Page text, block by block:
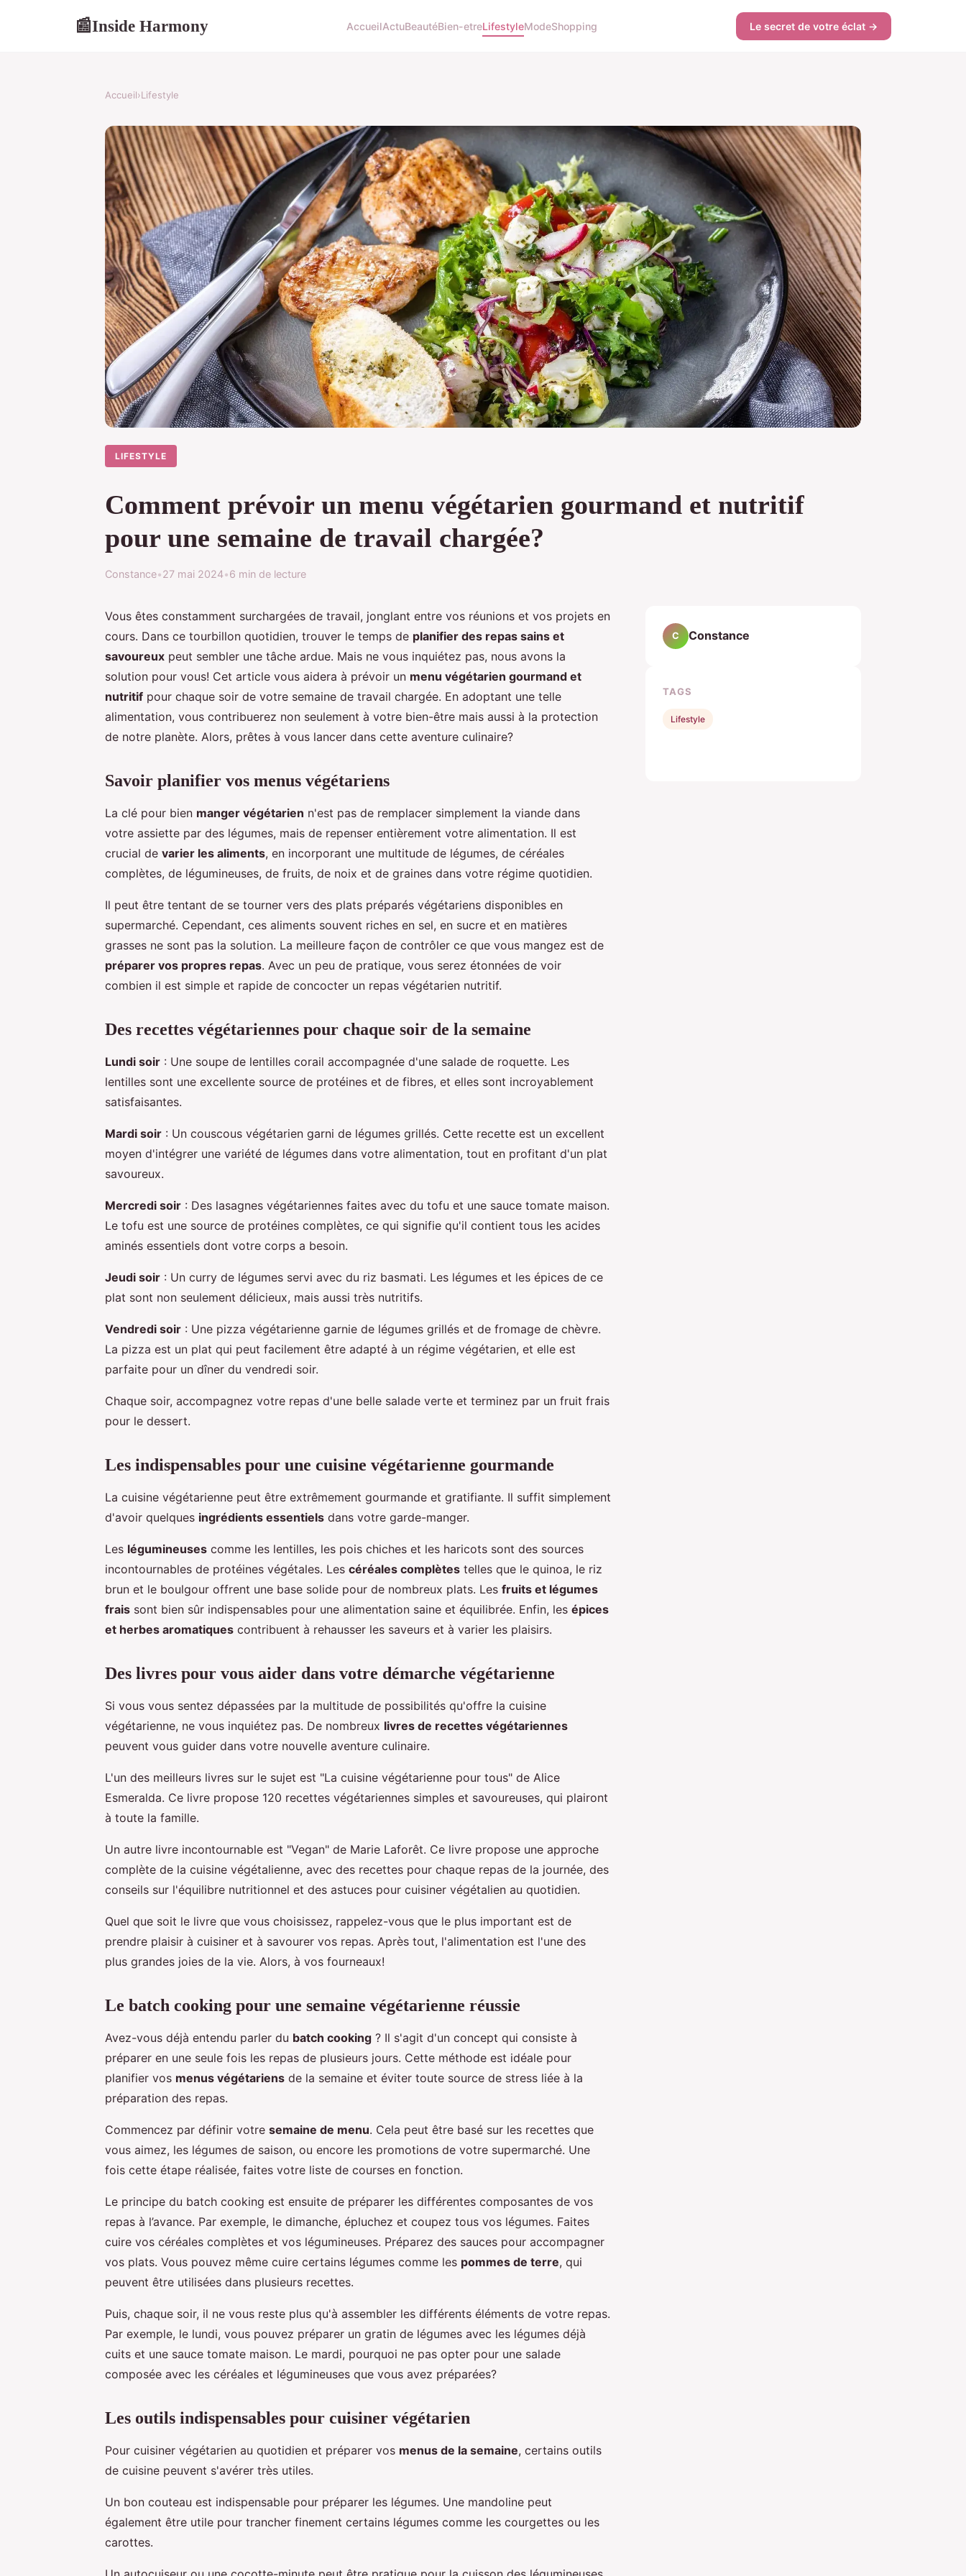
📰Inside Harmony AccueilActuBeautéBien-etreLifestyleModeShopping Le secret de votre éclat →
Accueil›Lifestyle
LIFESTYLE
Comment prévoir un menu végétarien gourmand et nutritif
pour une semaine de travail chargée?
Constance•27 mai 2024•6 min de lecture
Vous êtes constamment surchargées de travail, jonglant entre vos réunions et vos projets en
cours. Dans ce tourbillon quotidien, trouver le temps de planifier des repas sains et
savoureux peut sembler une tâche ardue. Mais ne vous inquiétez pas, nous avons la
solution pour vous! Cet article vous aidera à prévoir un menu végétarien gourmand et
nutritif pour chaque soir de votre semaine de travail chargée. En adoptant une telle
alimentation, vous contribuerez non seulement à votre bien-être mais aussi à la protection
de notre planète. Alors, prêtes à vous lancer dans cette aventure culinaire?
Savoir planifier vos menus végétariens
La clé pour bien manger végétarien n'est pas de remplacer simplement la viande dans
votre assiette par des légumes, mais de repenser entièrement votre alimentation. Il est
crucial de varier les aliments, en incorporant une multitude de légumes, de céréales
complètes, de légumineuses, de fruits, de noix et de graines dans votre régime quotidien.
Il peut être tentant de se tourner vers des plats préparés végétariens disponibles en
supermarché. Cependant, ces aliments souvent riches en sel, en sucre et en matières
grasses ne sont pas la solution. La meilleure façon de contrôler ce que vous mangez est de
préparer vos propres repas. Avec un peu de pratique, vous serez étonnées de voir
combien il est simple et rapide de concocter un repas végétarien nutritif.
Des recettes végétariennes pour chaque soir de la semaine
Lundi soir : Une soupe de lentilles corail accompagnée d'une salade de roquette. Les
lentilles sont une excellente source de protéines et de fibres, et elles sont incroyablement
satisfaisantes.
Mardi soir : Un couscous végétarien garni de légumes grillés. Cette recette est un excellent
moyen d'intégrer une variété de légumes dans votre alimentation, tout en profitant d'un plat
savoureux.
Mercredi soir : Des lasagnes végétariennes faites avec du tofu et une sauce tomate maison.
Le tofu est une source de protéines complètes, ce qui signifie qu'il contient tous les acides
aminés essentiels dont votre corps a besoin.
Jeudi soir : Un curry de légumes servi avec du riz basmati. Les légumes et les épices de ce
plat sont non seulement délicieux, mais aussi très nutritifs.
Vendredi soir : Une pizza végétarienne garnie de légumes grillés et de fromage de chèvre.
La pizza est un plat qui peut facilement être adapté à un régime végétarien, et elle est
parfaite pour un dîner du vendredi soir.
Chaque soir, accompagnez votre repas d'une belle salade verte et terminez par un fruit frais
pour le dessert.
Les indispensables pour une cuisine végétarienne gourmande
La cuisine végétarienne peut être extrêmement gourmande et gratifiante. Il suffit simplement
d'avoir quelques ingrédients essentiels dans votre garde-manger.
Les légumineuses comme les lentilles, les pois chiches et les haricots sont des sources
incontournables de protéines végétales. Les céréales complètes telles que le quinoa, le riz
brun et le boulgour offrent une base solide pour de nombreux plats. Les fruits et légumes
frais sont bien sûr indispensables pour une alimentation saine et équilibrée. Enfin, les épices
et herbes aromatiques contribuent à rehausser les saveurs et à varier les plaisirs.
Des livres pour vous aider dans votre démarche végétarienne
Si vous vous sentez dépassées par la multitude de possibilités qu'offre la cuisine
végétarienne, ne vous inquiétez pas. De nombreux livres de recettes végétariennes
peuvent vous guider dans votre nouvelle aventure culinaire.
L'un des meilleurs livres sur le sujet est "La cuisine végétarienne pour tous" de Alice
Esmeralda. Ce livre propose 120 recettes végétariennes simples et savoureuses, qui plairont
à toute la famille.
Un autre livre incontournable est "Vegan" de Marie Laforêt. Ce livre propose une approche
complète de la cuisine végétalienne, avec des recettes pour chaque repas de la journée, des
conseils sur l'équilibre nutritionnel et des astuces pour cuisiner végétalien au quotidien.
Quel que soit le livre que vous choisissez, rappelez-vous que le plus important est de
prendre plaisir à cuisiner et à savourer vos repas. Après tout, l'alimentation est l'une des
plus grandes joies de la vie. Alors, à vos fourneaux!
Le batch cooking pour une semaine végétarienne réussie
Avez-vous déjà entendu parler du batch cooking ? Il s'agit d'un concept qui consiste à
préparer en une seule fois les repas de plusieurs jours. Cette méthode est idéale pour
planifier vos menus végétariens de la semaine et éviter toute source de stress liée à la
préparation des repas.
Commencez par définir votre semaine de menu. Cela peut être basé sur les recettes que
vous aimez, les légumes de saison, ou encore les promotions de votre supermarché. Une
fois cette étape réalisée, faites votre liste de courses en fonction.
Le principe du batch cooking est ensuite de préparer les différentes composantes de vos
repas à l’avance. Par exemple, le dimanche, épluchez et coupez tous vos légumes. Faites
cuire vos céréales complètes et vos légumineuses. Préparez des sauces pour accompagner
vos plats. Vous pouvez même cuire certains légumes comme les pommes de terre, qui
peuvent être utilisées dans plusieurs recettes.
Puis, chaque soir, il ne vous reste plus qu'à assembler les différents éléments de votre repas.
Par exemple, le lundi, vous pouvez préparer un gratin de légumes avec les légumes déjà
cuits et une sauce tomate maison. Le mardi, pourquoi ne pas opter pour une salade
composée avec les céréales et légumineuses que vous avez préparées?
Les outils indispensables pour cuisiner végétarien
Pour cuisiner végétarien au quotidien et préparer vos menus de la semaine, certains outils
de cuisine peuvent s'avérer très utiles.
Un bon couteau est indispensable pour préparer les légumes. Une mandoline peut
également être utile pour trancher finement certains légumes comme les courgettes ou les
carottes.
C Constance
TAGS
Lifestyle